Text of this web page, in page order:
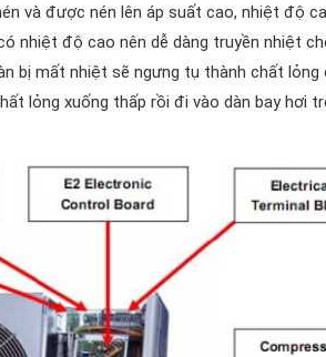
và được nén lên áp suất cao, nhiệt độ
nhiệt độ cao nên dễ dàng truyền nhiệt
bị mất nhiệt sẽ ngưng tụ thành chất
lỏng xuống thấp rồi đi vào dàn bay hơi